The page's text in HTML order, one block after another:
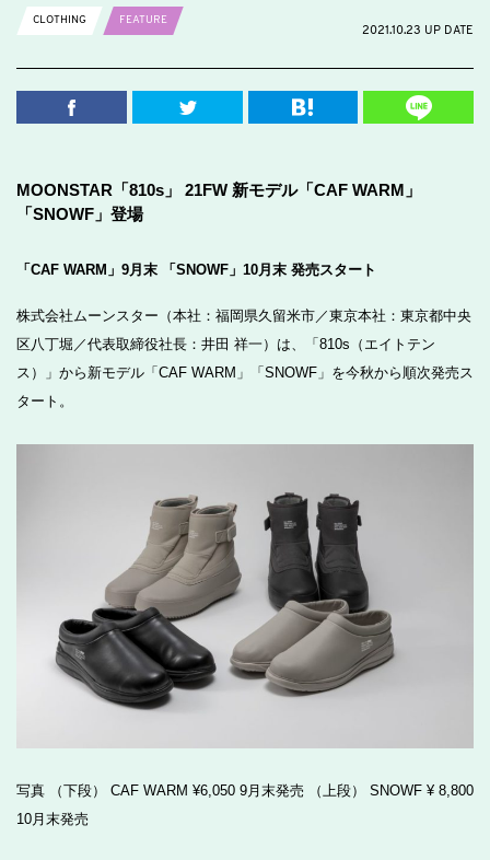
CLOTHING
FEATURE
2021.10.23 UP DATE
MOONSTAR「810s」 21FW 新モデル「CAF WARM」
「SNOWF」登場
「CAF WARM」9月末 「SNOWF」10月末 発売スタート
株式会社ムーンスター（本社：福岡県久留米市／東京本社：東京都中央
区八丁堀／代表取締役社長：井田 祥一）は、「810s（エイトテン
ス）」から新モデル「CAF WARM」「SNOWF」を今秋から順次発売ス
タート。
写真 （下段） CAF WARM ¥6,050 9月末発売 （上段） SNOWF ¥ 8,800
10月末発売